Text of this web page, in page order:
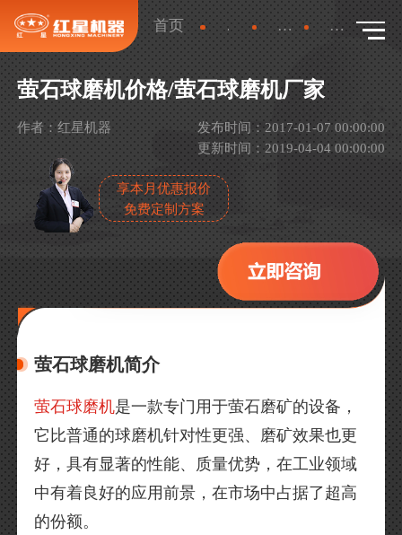
首页 新闻 产品新闻 详情
萤石球磨机价格/萤石球磨机厂家
作者：红星机器
发布时间：2017-01-07 00:00:00
更新时间：2019-04-04 00:00:00
享本月优惠报价
免费定制方案
萤石球磨机简介
萤石球磨机是一款专门用于萤石磨矿的设备，
它比普通的球磨机针对性更强、磨矿效果也更
好，具有显著的性能、质量优势，在工业领域
中有着良好的应用前景，在市场中占据了超高
的份额。